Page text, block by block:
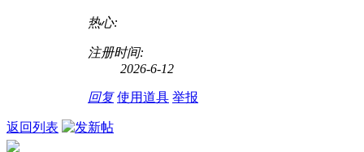
热心:
注册时间:
2026-6-12
回复 使用道具 举报
返回列表